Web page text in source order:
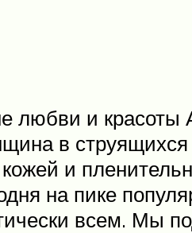
любви и
в
и
на пике
всем. Мы